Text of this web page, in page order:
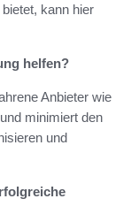
kann hier
helfen?
Anbieter wie
minimiert den
und